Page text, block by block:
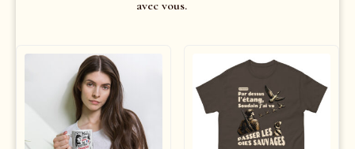
avec vous.